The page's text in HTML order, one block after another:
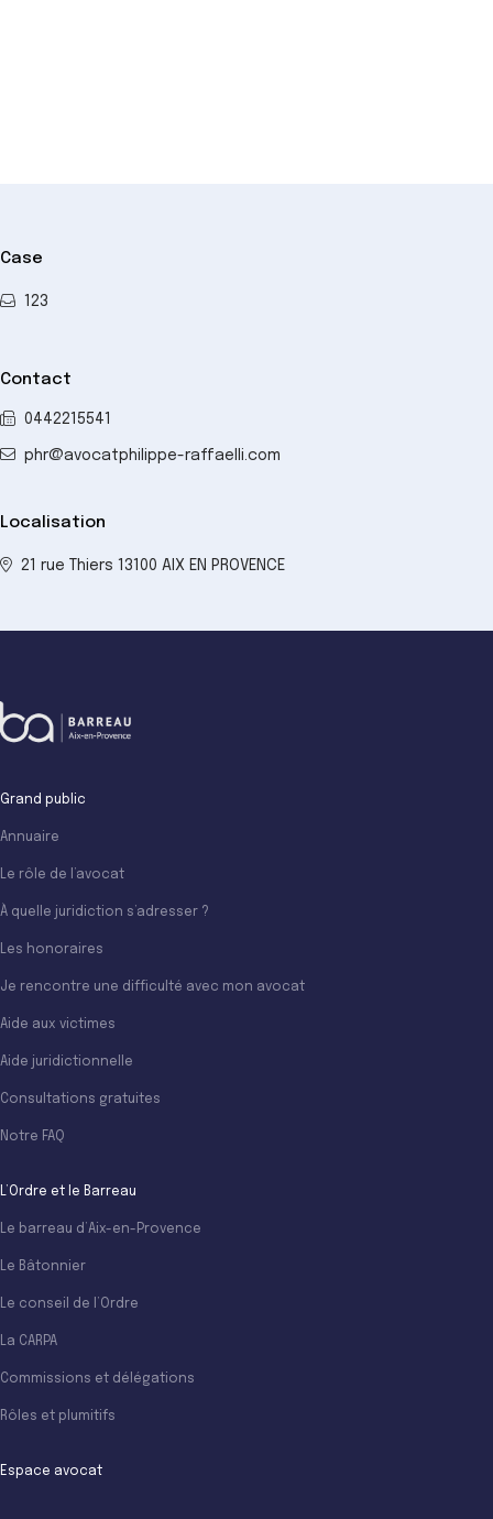
Case
123
Contact
0442215541
phr@avocatphilippe-raffaelli.com
Localisation
21 rue Thiers 13100 AIX EN PROVENCE
Grand public
Annuaire
Le rôle de l’avocat
À quelle juridiction s’adresser ?
Les honoraires
Je rencontre une difficulté avec mon avocat
Aide aux victimes
Aide juridictionnelle
Consultations gratuites
Notre FAQ
L’Ordre et le Barreau
Le barreau d’Aix-en-Provence
Le Bâtonnier
Le conseil de l’Ordre
La CARPA
Commissions et délégations
Rôles et plumitifs
Espace avocat